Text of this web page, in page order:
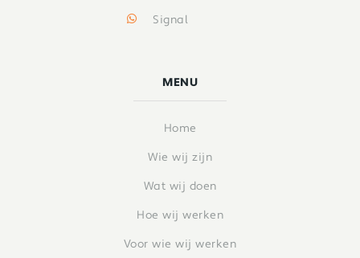
Signal
MENU
Home
Wie wij zijn
Wat wij doen
Hoe wij werken
Voor wie wij werken